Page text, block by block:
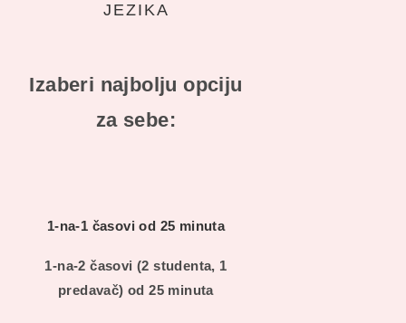
JEZIKA
Izaberi najbolju opciju
za sebe:
1-na-1 časovi od 25 minuta
1-na-2 časovi (2 studenta, 1
predavač) od 25 minuta